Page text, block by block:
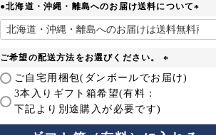
●北海道・沖縄・離島へのお届け送料について
(
必
ご希望の配送方法をお選びください。
(
ご自宅用梱包(ダンボールでお届け)
3本入りギフト箱希望(有料：
下記より別途購入が必要です)